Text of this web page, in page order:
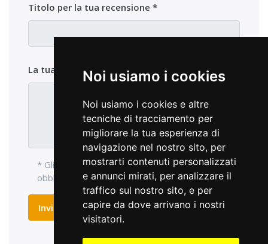
Noi usiamo i cookies
Noi usiamo i cookies e altre
tecniche di tracciamento per
migliorare la tua esperienza di
navigazione nel nostro sito, per
mostrarti contenuti personalizzati
e annunci mirati, per analizzare il
traffico sul nostro sito, e per
capire da dove arrivano i nostri
visitatori.
Titolo per la tua recensione
La tua opinione sul prodotto
* Gli elementi di ingresso con l'asterisco sono
obbligatori e devono essere compilati.
Inviare recensione